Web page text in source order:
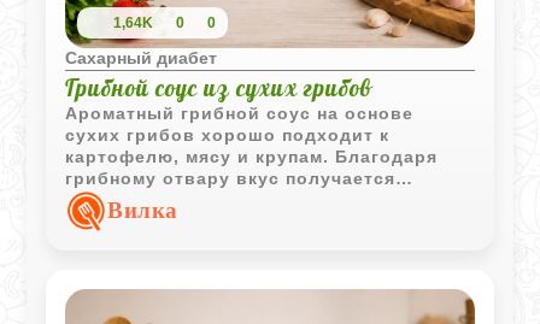
1,64K 0 0
Сахарный диабет
Грибной соус из сухих грибов
Ароматный грибной соус на основе
сухих грибов хорошо подходит к
картофелю, мясу и крупам. Благодаря
грибному отвару вкус получается
насыщенным и домашним.
Вилка